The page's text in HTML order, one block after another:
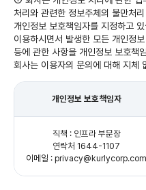
처리와 관련한 정보주체의 불만처
개인정보 보호책임자를 지정하고
이용하시면서 발생한 모든 개인정
등에 관한 사항을 개인정보 보호책
회사는 이용자의 문의에 대해 지체
개인정보 보호책임자
직책 : 인프라 부문장
연락처 1644-1107
이메일 : privacy@kurlycorp.com